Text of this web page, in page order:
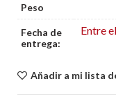
Peso
Fecha de
entrega:
Entre
Añadir a mi lista